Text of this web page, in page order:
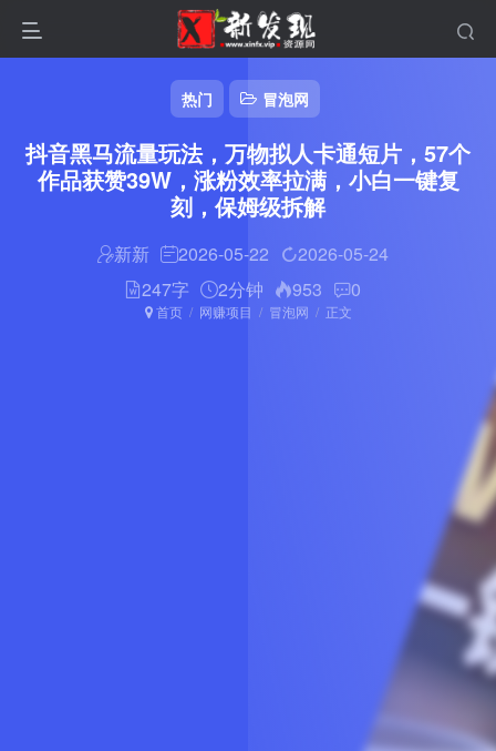
热门 冒泡网
抖音黑马流量玩法，万物拟人卡通短片，57个
作品获赞39W，涨粉效率拉满，小白一键复
刻，保姆级拆解
新新 2026-05-22
2026-05-24
247字
2分钟 953 0
首页 网赚项目 冒泡网 正文